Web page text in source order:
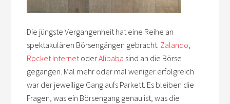
Die jüngste Vergangenheit hat eine Reihe an
spektakulären Börsengängen gebracht. Zalando,
Rocket InternetoderAlibaba sind an die Börse
gegangen. Mal mehr oder mal weniger erfolgreich
war der jeweilige Gang aufs Parkett. Es bleiben die
Fragen, was ein Börsengang genau ist, was die